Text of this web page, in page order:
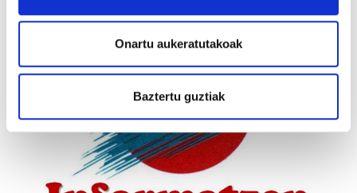
Onartu aukeratutakoak
Baztertu guztiak